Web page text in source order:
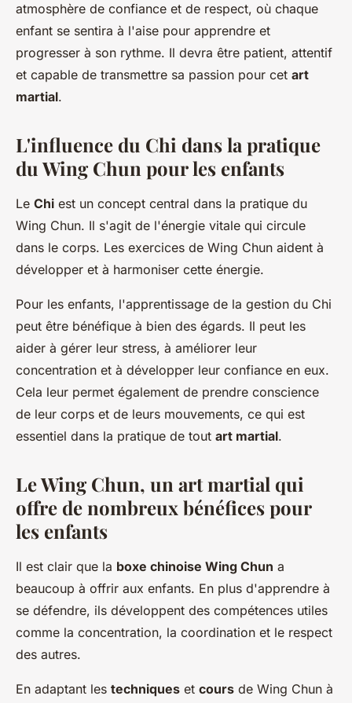
atmosphère de confiance et de respect, où chaque
enfant se sentira à l'aise pour apprendre et
progresser à son rythme. Il devra être patient, attentif
et capable de transmettre sa passion pour cet art
martial.
L'influence du Chi dans la pratique
du Wing Chun pour les enfants
Le Chi est un concept central dans la pratique du
Wing Chun. Il s'agit de l'énergie vitale qui circule
dans le corps. Les exercices de Wing Chun aident à
développer et à harmoniser cette énergie.
Pour les enfants, l'apprentissage de la gestion du Chi
peut être bénéfique à bien des égards. Il peut les
aider à gérer leur stress, à améliorer leur
concentration et à développer leur confiance en eux.
Cela leur permet également de prendre conscience
de leur corps et de leurs mouvements, ce qui est
essentiel dans la pratique de tout art martial.
Le Wing Chun, un art martial qui
offre de nombreux bénéfices pour
les enfants
Il est clair que la boxe chinoise Wing Chun a
beaucoup à offrir aux enfants. En plus d'apprendre à
se défendre, ils développent des compétences utiles
comme la concentration, la coordination et le respect
des autres.
En adaptant les techniques et cours de Wing Chun à